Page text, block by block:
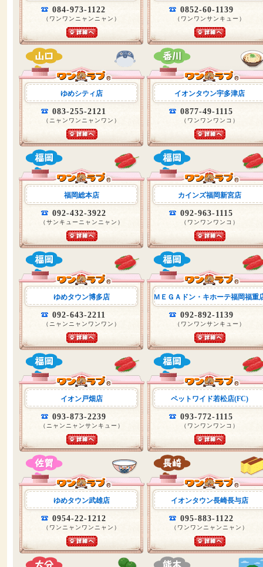
084-973-1122
（ワンワンニャンニャン）
0852-60-1139
（ワンワンサンキュー）
ゆめシティ店
083-255-2121
（ニャンワンニャンワン）
イオンタウン宇多津店
0877-49-1115
（ワンワンワンコ）
福岡総本店
092-432-3922
（サンキューニャンニャン）
カインズ福岡新宮店
092-963-1115
（ワンワンワンコ）
ゆめタウン博多店
092-643-2211
（ニャンニャンワンワン）
ＭＥＧＡドン・キホーテ福岡福重
092-892-1139
（ワンワンサンキュー）
イオン戸畑店
093-873-2239
（ニャンニャンサンキュー）
ペットワイド若松店(FC)
093-772-1115
（ワンワンワンコ）
ゆめタウン武雄店
0954-22-1212
（ワンニャンワンニャン）
イオンタウン長崎長与店
095-883-1122
（ワンワンニャンニャン）